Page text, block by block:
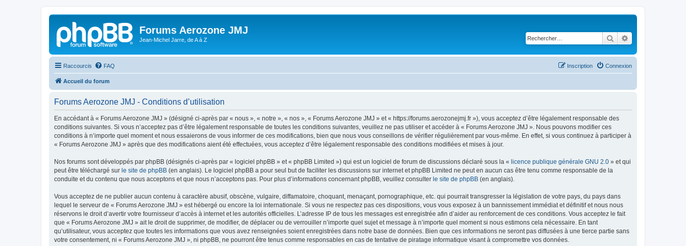
Forums Aerozone JMJ
Jean-Michel Jarre, de A à Z Rechercher
Raccourcis FAQ Connexion
Inscription
Accueil du forum
Forums Aerozone JMJ - Conditions d’utilisation
En accédant à « Forums Aerozone JMJ » (désigné ci-après par « nous », « notre », « nos », « Forums Aerozone JMJ » et « https://forums.aerozonejmj.fr »), vous acceptez d’être légalement responsable des
conditions suivantes. Si vous n’acceptez pas d’être légalement responsable de toutes les conditions suivantes, veuillez ne pas utiliser et accéder à « Forums Aerozone JMJ ». Nous pouvons modifier ces
conditions à n’importe quel moment et nous essaierons de vous informer de ces modifications, bien que nous vous conseillons de vérifier régulièrement par vous-même. En effet, si vous continuez à participer à
« Forums Aerozone JMJ » après que des modifications aient été effectuées, vous acceptez d’être légalement responsable des conditions modifiées et mises à jour.
Nos forums sont développés par phpBB (désignés ci-après par « logiciel phpBB » et « phpBB Limited ») qui est un logiciel de forum de discussions déclaré sous la « licence publique générale GNU 2.0 » et qui
peut être téléchargé sur le site de phpBB (en anglais). Le logiciel phpBB a pour seul but de faciliter les discussions sur internet et phpBB Limited ne peut en aucun cas être tenu comme responsable de la
conduite et du contenu que nous acceptons et que nous n’acceptons pas. Pour plus d’informations concernant phpBB, veuillez consulter le site de phpBB (en anglais).
Vous acceptez de ne publier aucun contenu à caractère abusif, obscène, vulgaire, diffamatoire, choquant, menaçant, pornographique, etc. qui pourrait transgresser la législation de votre pays, du pays dans
lequel le serveur de « Forums Aerozone JMJ » est hébergé ou encore la loi internationale. Si vous ne respectez pas ces dispositions, vous vous exposez à un bannissement immédiat et définitif et nous nous
réservons le droit d’avertir votre fournisseur d’accès à internet et les autorités officielles. L’adresse IP de tous les messages est enregistrée afin d’aider au renforcement de ces conditions. Vous acceptez le fait
que « Forums Aerozone JMJ » ait le droit de supprimer, de modifier, de déplacer ou de verrouiller n’importe quel sujet et message à n’importe quel moment si nous estimons cela nécessaire. En tant
qu’utilisateur, vous acceptez que toutes les informations que vous avez renseignées soient enregistrées dans notre base de données. Bien que ces informations ne seront pas diffusées à une tierce partie sans
votre consentement, ni « Forums Aerozone JMJ », ni phpBB, ne pourront être tenus comme responsables en cas de tentative de piratage informatique visant à compromettre vos données.